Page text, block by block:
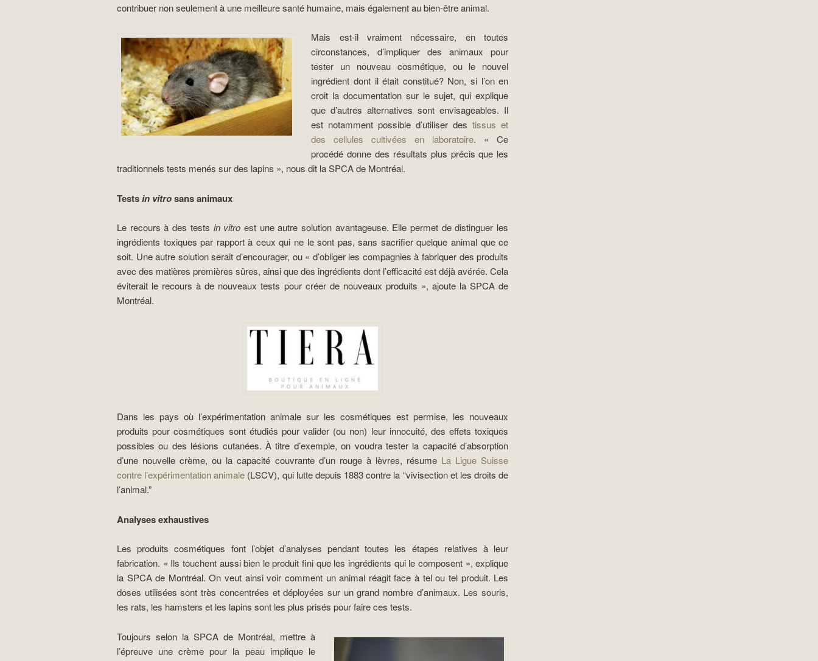
contribuer non seulement à une meilleure santé humaine, mais également au bien-être animal.
Mais est-il vraiment nécessaire, en toutes
circonstances, d’impliquer des animaux pour
tester un nouveau cosmétique, ou le nouvel
ingrédient dont il était constitué? Non, si l’on en
croit la documentation sur le sujet, qui explique
que d’autres alternatives sont envisageables. Il
est notamment possible d’utiliser destissus et
des cellules cultivées en laboratoire. « Ce
procédé donne des résultats plus précis que les
traditionnels tests menés sur des lapins », nous dit la SPCA de Montréal.
Testsin vitrosans animaux
Le recours à des tests in vitro est une autre solution avantageuse. Elle permet de distinguer les
ingrédients toxiques par rapport à ceux qui ne le sont pas, sans sacrifier quelque animal que ce
soit. Une autre solution serait d’encourager, ou « d’obliger les compagnies à fabriquer des produits
avec des matières premières sûres, ainsi que des ingrédients dont l’efficacité est déjà avérée. Cela
éviterait le recours à de nouveaux tests pour créer de nouveaux produits », ajoute la SPCA de
Montréal.
Dans les pays où l’expérimentation animale sur les cosmétiques est permise, les nouveaux
produits pour cosmétiques sont étudiés pour valider (ou non) leur innocuité, des effets toxiques
possibles ou des lésions cutanées. À titre d’exemple, on voudra tester la capacité d’absorption
d’une nouvelle crème, ou la capacité couvrante d’un rouge à lèvres, résume La Ligue Suisse
contre l’expérimentation animale (LSCV), qui lutte depuis 1883 contre la “vivisection et les droits de
l’animal.”
Analyses exhaustives
Les produits cosmétiques font l’objet d’analyses pendant toutes les étapes relatives à leur
fabrication. « Ils touchent aussi bien le produit fini que les ingrédients qui le composent », explique
la SPCA de Montréal. On veut ainsi voir comment un animal réagit face à tel ou tel produit. Les
doses utilisées sont très concentrées et déployées sur un grand nombre d’animaux. Les souris,
les rats, les hamsters et les lapins sont les plus prisés pour faire ces tests.
Toujours selon la SPCA de Montréal, mettre à
l’épreuve une crème pour la peau implique le